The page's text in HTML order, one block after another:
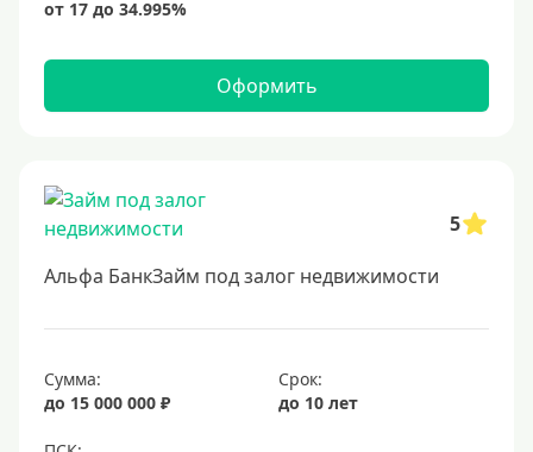
8%
9%
15%
16%
17%
18%
Оформить
5
Альфа БанкЗайм под залог недвижимости
Сумма:
до 15 000 000 ₽
Срок:
до 10 лет